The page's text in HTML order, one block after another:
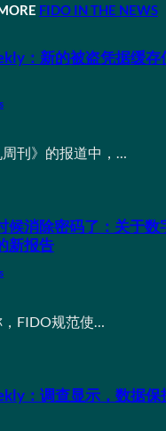
FIDO IN THE NEWS
：新的被盗凭据缓存
刊》的报道中，…
候消除密码了：关于数
新报告
FIDO规范使…
：调查显示，数据保